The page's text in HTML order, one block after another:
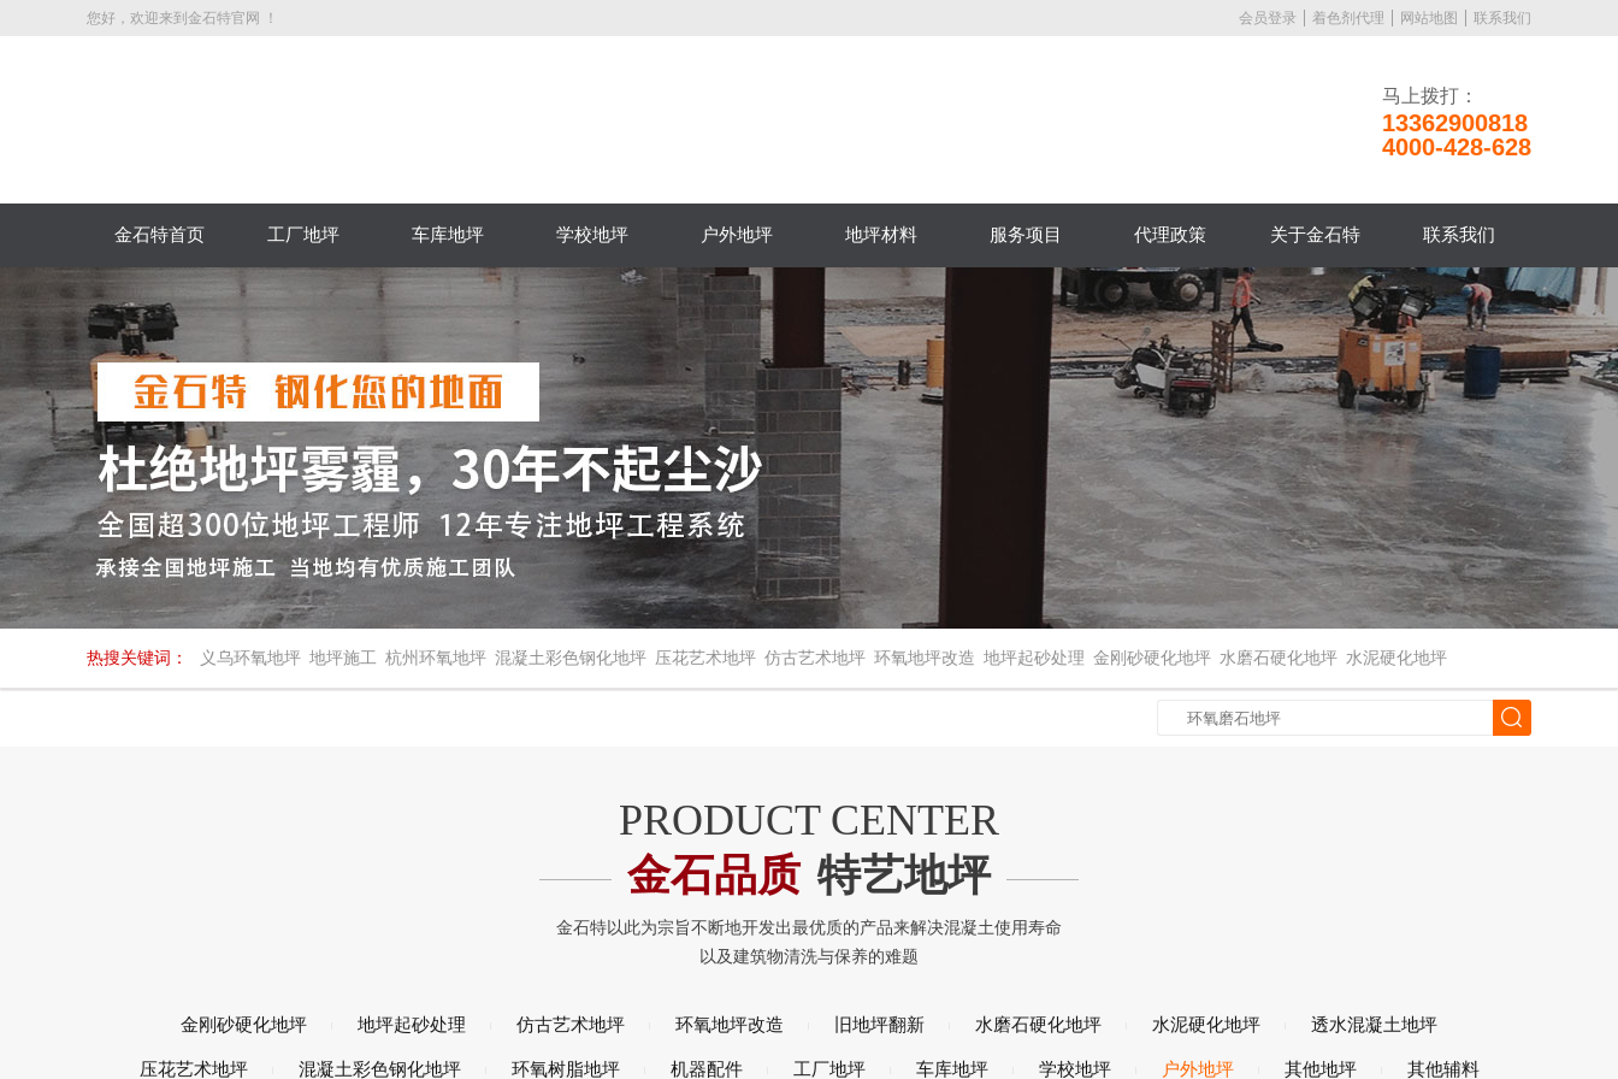
您好，欢迎来到金石特官网 ！ 会员登录 着色剂代理 网站地图 联系我们
马上拨打：
13362900818
4000-428-628
金石特首页 工厂地坪 车库地坪 学校地坪 户外地坪 地坪材料 服务项目 代理政策 关于金石特 联系我们
热搜关键词： 义乌环氧地坪 地坪施工 杭州环氧地坪 混凝土彩色钢化地坪 压花艺术地坪 仿古艺术地坪 环氧地坪改造 地坪起砂处理 金刚砂硬化地坪 水磨石硬化地坪 水泥硬化地坪
金石品质 特艺地坪
金刚砂硬化地坪 地坪起砂处理 仿古艺术地坪 环氧地坪改造 旧地坪翻新 水磨石硬化地坪 水泥硬化地坪 透水混凝土地坪
压花艺术地坪 混凝土彩色钢化地坪 环氧树脂地坪 机器配件 工厂地坪 车库地坪 学校地坪 户外地坪 其他地坪 其他辅料